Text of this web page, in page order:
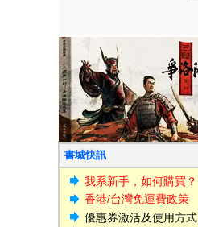
書城快訊
我系新手，如何購買？
香港/台灣免運費政策
優惠券激活及使用方式